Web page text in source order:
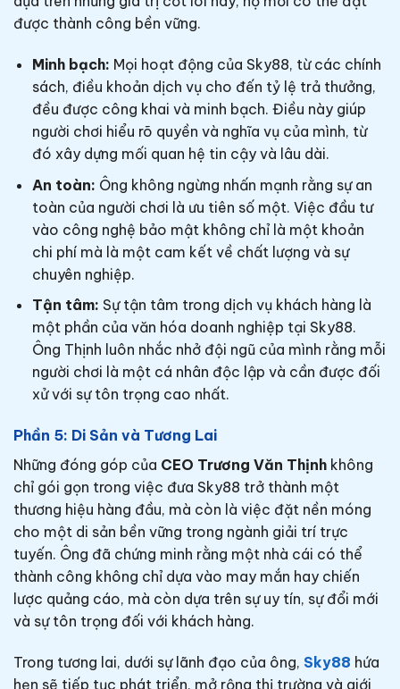
được thành công bền vững.
Minh bạch: Mọi hoạt động của Sky88, từ các chính
sách, điều khoản dịch vụ cho đến tỷ lệ trả thưởng,
đều được công khai và minh bạch. Điều này giúp
người chơi hiểu rõ quyền và nghĩa vụ của mình, từ
đó xây dựng mối quan hệ tin cậy và lâu dài.
An toàn: Ông không ngừng nhấn mạnh rằng sự an
toàn của người chơi là ưu tiên số một. Việc đầu tư
vào công nghệ bảo mật không chỉ là một khoản
chi phí mà là một cam kết về chất lượng và sự
chuyên nghiệp.
Tận tâm: Sự tận tâm trong dịch vụ khách hàng là
một phần của văn hóa doanh nghiệp tại Sky88.
Ông Thịnh luôn nhắc nhở đội ngũ của mình rằng mỗi
người chơi là một cá nhân độc lập và cần được đối
xử với sự tôn trọng cao nhất.
Phần 5: Di Sản và Tương Lai
Những đóng góp của CEO Trương Văn Thịnh không
chỉ gói gọn trong việc đưa Sky88 trở thành một
thương hiệu hàng đầu, mà còn là việc đặt nền móng
cho một di sản bền vững trong ngành giải trí trực
tuyến. Ông đã chứng minh rằng một nhà cái có thể
thành công không chỉ dựa vào may mắn hay chiến
lược quảng cáo, mà còn dựa trên sự uy tín, sự đổi mới
và sự tôn trọng đối với khách hàng.
Trong tương lai, dưới sự lãnh đạo của ông, Sky88 hứa
hẹn sẽ tiếp tục phát triển, mở rộng thị trường và giới